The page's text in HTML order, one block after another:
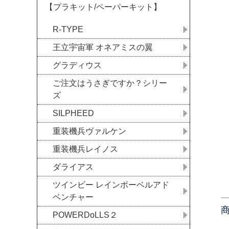
【プラキット/ペーパーキット】
R-TYPE
王立宇宙軍 オネアミスの翼
グラディウス
ご注文はうさぎですか？シリー
ズ
SILPHEED
重装機兵ヴァルケン
重装機兵レイノス
ダライアス
ツインビー レインボーベルアド
ベンチャー
POWERDoLLS２